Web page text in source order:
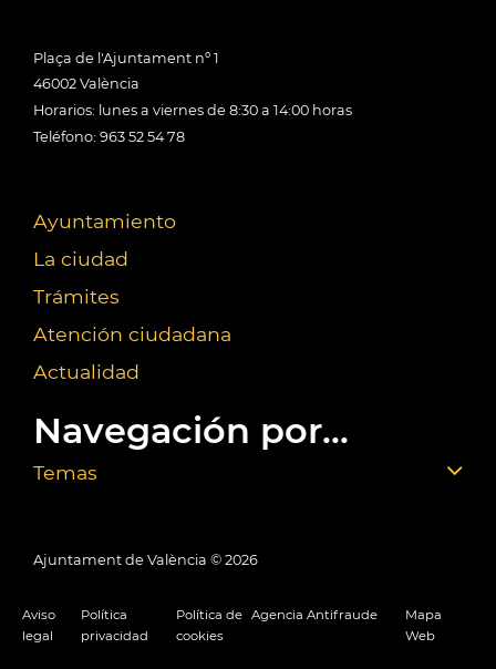
Plaça de l'Ajuntament nº 1
46002 València
Horarios: lunes a viernes de 8:30 a 14:00 horas
Teléfono: 963 52 54 78
Ayuntamiento
La ciudad
Trámites
Atención ciudadana
Actualidad
Navegación por...
Temas
Ajuntament de València © 2026
Aviso
legal
Política
privacidad
Política de
cookies
Agencia Antifraude
Mapa
Web